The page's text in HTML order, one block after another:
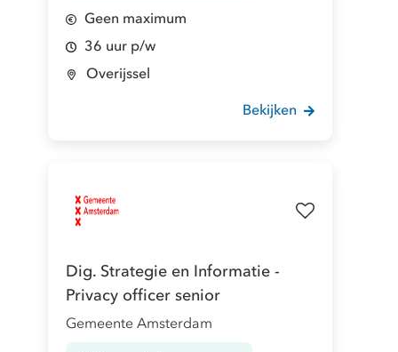
Geen maximum
36 uur p/w
Overijssel
Bekijken
Dig. Strategie en Informatie -
Privacy officer senior
Gemeente Amsterdam